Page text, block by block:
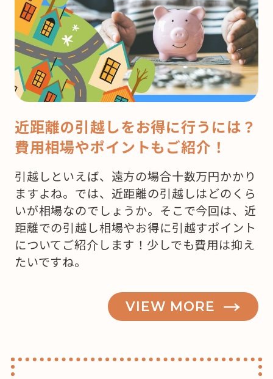
近距離の引越しをお得に行うには？
費用相場やポイントもご紹介！
引越しといえば、遠方の場合十数万円かかり
ますよね。では、近距離の引越しはどのくら
いが相場なのでしょうか。そこで今回は、近
距離での引越し相場やお得に引越すポイント
についてご紹介します！少しでも費用は抑え
たいですね。
VIEW MORE